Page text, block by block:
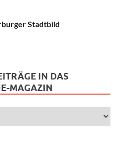
Stadtbild
IN DAS
MAGAZIN